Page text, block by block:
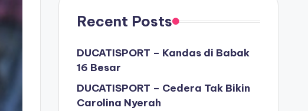
Recent Posts
DUCATISPORT – Kandas di Babak
16 Besar
DUCATISPORT – Cedera Tak Bikin
Carolina Nyerah